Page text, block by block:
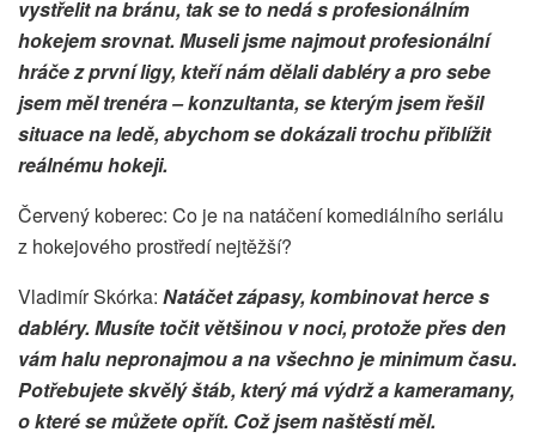
vystřelit na bránu, tak se to nedá s profesionálním
hokejem srovnat. Museli jsme najmout profesionální
hráče z první ligy, kteří nám dělali dabléry a pro sebe
jsem měl trenéra – konzultanta, se kterým jsem řešil
situace na ledě, abychom se dokázali trochu přiblížit
reálnému hokeji.
Červený koberec: Co je na natáčení komediálního seriálu
z hokejového prostředí nejtěžší?
Vladimír Skórka: Natáčet zápasy, kombinovat herce s
dabléry. Musíte točit většinou v noci, protože přes den
vám halu nepronajmou a na všechno je minimum času.
Potřebujete skvělý štáb, který má výdrž a kameramany,
o které se můžete opřít. Což jsem naštěstí měl.